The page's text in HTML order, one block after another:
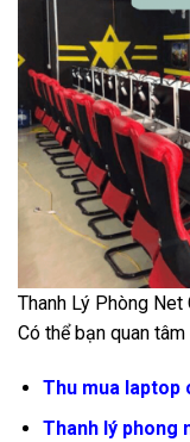
Thanh Lý Phòng
Có thể bạn quan
Thu mua laptop
Thanh lý phong